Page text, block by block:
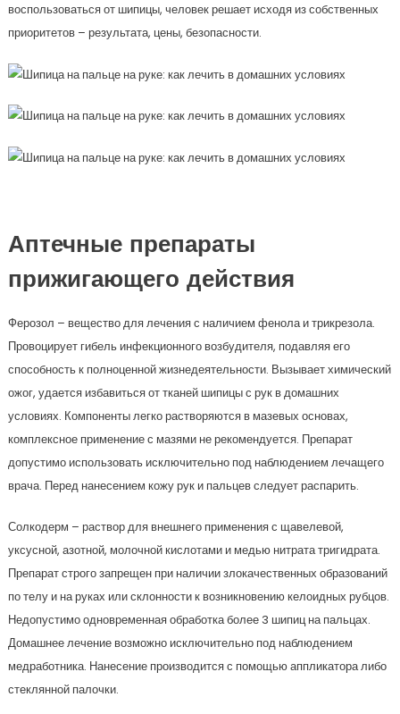
воспользоваться от шипицы, человек решает исходя из собственных
приоритетов – результата, цены, безопасности.
Аптечные препараты
прижигающего действия
Ферозол – вещество для лечения с наличием фенола и трикрезола.
Провоцирует гибель инфекционного возбудителя, подавляя его
способность к полноценной жизнедеятельности. Вызывает химический
ожог, удается избавиться от тканей шипицы с рук в домашних
условиях. Компоненты легко растворяются в мазевых основах,
комплексное применение с мазями не рекомендуется. Препарат
допустимо использовать исключительно под наблюдением лечащего
врача. Перед нанесением кожу рук и пальцев следует распарить.
Солкодерм – раствор для внешнего применения с щавелевой,
уксусной, азотной, молочной кислотами и медью нитрата тригидрата.
Препарат строго запрещен при наличии злокачественных образований
по телу и на руках или склонности к возникновению келоидных рубцов.
Недопустимо одновременная обработка более 3 шипиц на пальцах.
Домашнее лечение возможно исключительно под наблюдением
медработника. Нанесение производится с помощью аппликатора либо
стеклянной палочки.